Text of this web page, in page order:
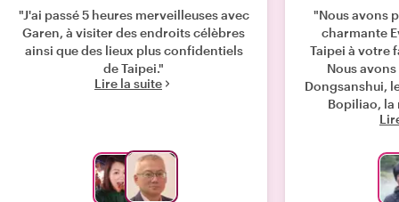
"J'ai passé 5 heures merveilleuses avec
Garen, à visiter des endroits célèbres
ainsi que des lieux plus confidentiels
de Taipei."
Lire la suite
"Nous avons
charmante
Taipei à votre
Nous
Dongsanshui,
Bopiliao, la
emmenés
de cuisine de
des tisanes,